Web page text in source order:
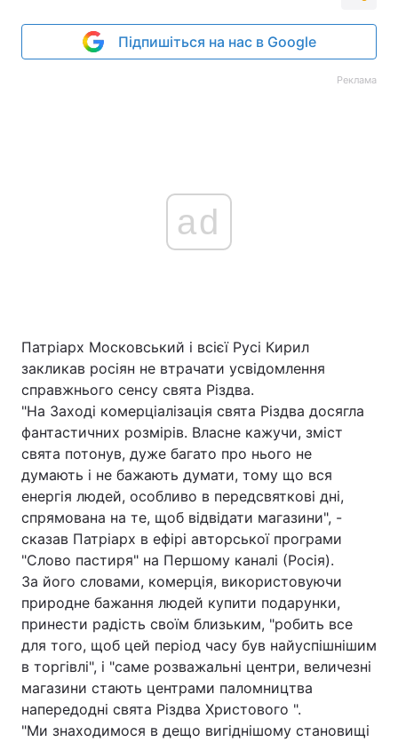
Підпишіться на нас в Google
Реклама
ad
Патріарх Московський і всієї Русі Кирил
закликав росіян не втрачати усвідомлення
справжнього сенсу свята Різдва.
"На Заході комерціалізація свята Різдва досягла
фантастичних розмірів. Власне кажучи, зміст
свята потонув, дуже багато про нього не
думають і не бажають думати, тому що вся
енергія людей, особливо в передсвяткові дні,
спрямована на те, щоб відвідати магазини", -
сказав Патріарх в ефірі авторської програми
"Слово пастиря" на Першому каналі (Росія).
За його словами, комерція, використовуючи
природне бажання людей купити подарунки,
принести радість своїм близьким, "робить все
для того, щоб цей період часу був найуспішнішим
в торгівлі", і "саме розважальні центри, величезні
магазини стають центрами паломництва
напередодні свята Різдва Христового ".
"Ми знаходимося в дещо вигіднішому становищі